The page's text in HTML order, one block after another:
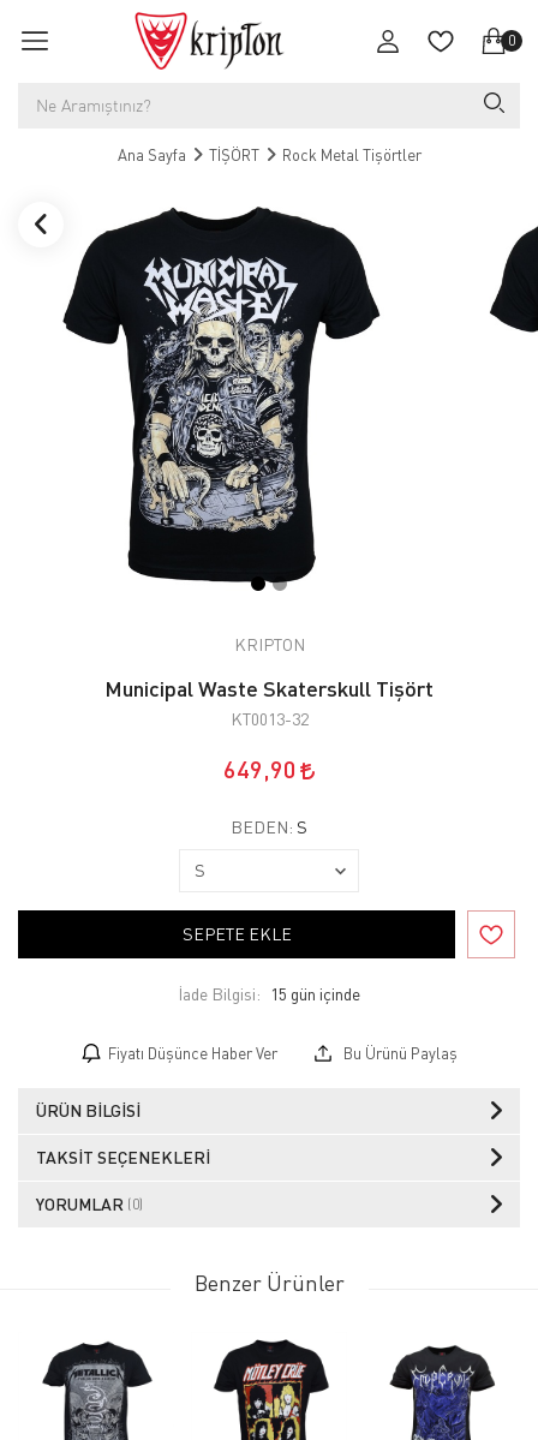
0
Ana Sayfa TİŞÖRT Rock Metal Tişörtler
KRIPTON
Municipal Waste Skaterskull Tişört
KT0013-32
649,90
BEDEN: S
SEPETE EKLE
İade Bilgisi:
Fiyatı Düşünce Haber Ver Bu Ürünü Paylaş
ÜRÜN BILGISI
TAKSIT SEÇENEKLERI
YORUMLAR (0)
Benzer Ürünler